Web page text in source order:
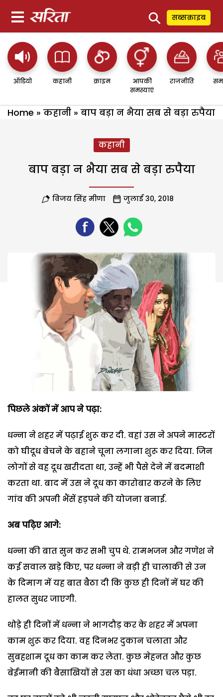
⚲ सब्सक्राइब
ऑडियो कहानी क्राइम
आपकी
समस्याएं
राजनीति
Home » कहानी » बाप बड़ा न भैया सब से बड़ा रुपैया
कहानी
बाप बड़ा न भैया सब से बड़ा रुपैया
विजय सिंह मीणा जुलाई 30, 2018
पिछले अंकों में आप ने पढ़ा:
धन्ना ने शहर में पढ़ाई शुरू कर दी. वहां उस ने अपने मास्टरों
को घीदूध बेचने के बहाने चूना लगाना शुरू कर दिया. जिन
लोगों से वह दूध खरीदता था, उन्हें भी पैसे देने में बदमाशी
करता था. बाद में उस ने दूध का कारोबार करने के लिए
गांव की अपनी भैंसें हड़पने की योजना बनाई.
अब पढ़िए आगे:
धन्ना की बात सुन कर सभी चुप थे. रामभजन और गणेश ने
कई सवाल खड़े किए, पर धन्ना ने बड़ी ही चालाकी से उन
के दिमाग में यह बात बैठा दी कि कुछ ही दिनों में घर की
हालत सुधर जाएगी.
थोड़े ही दिनों में धन्ना ने भागदौड़ कर के शहर में अपना
काम शुरू कर दिया. वह दिनभर दुकान चलाता और
सुबहशाम दूध का काम कर लेता. कुछ मेहनत और कुछ
बेईमानी की बैसाखियों से उस का धंधा अच्छा चल पड़ा.